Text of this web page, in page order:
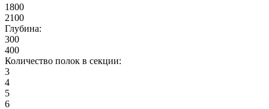
1800
2100
Глубина:
300
400
Количество полок в секции:
3
4
5
6